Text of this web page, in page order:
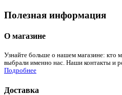
Полезная информация
О магазине
Узнайте больше о нашем магазине:
выбрали именно нас. Наши контакты и
Подробнее
Доставка